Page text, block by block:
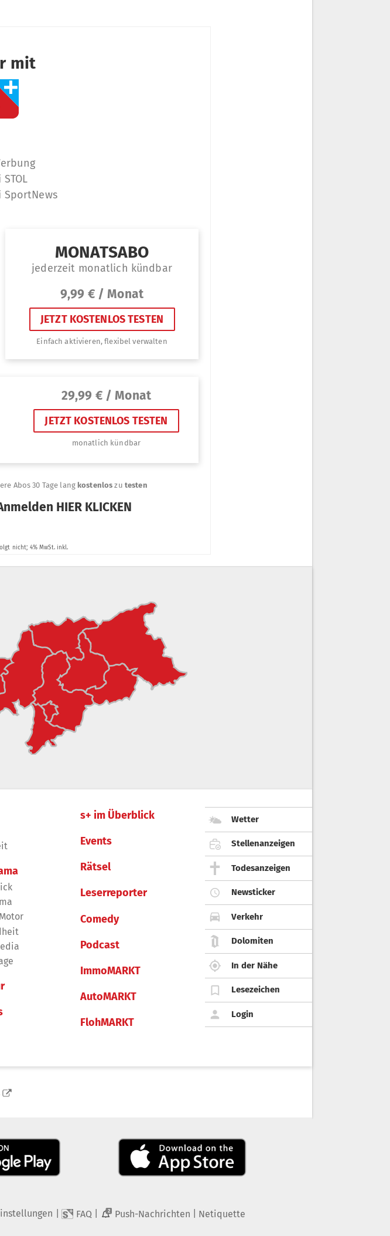
s+ im Überblick
Events
Rätsel
Leserreporter
Comedy
Podcast
ImmoMARKT
AutoMARKT
FlohMARKT
Wetter
Stellenanzeigen
Todesanzeigen
Newsticker
Verkehr
Dolomiten
In der Nähe
Lesezeichen
Login
FAQ 2 Push-Nachrichten Netiquette